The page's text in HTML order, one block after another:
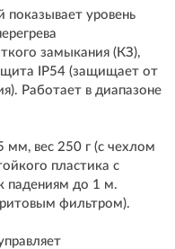
показывает уровень
замыкания (КЗ),
IP54 (защищает от
Работает в диапазоне
вес 250 г (с чехлом
пластика с
падениям до 1 м.
фильтром).